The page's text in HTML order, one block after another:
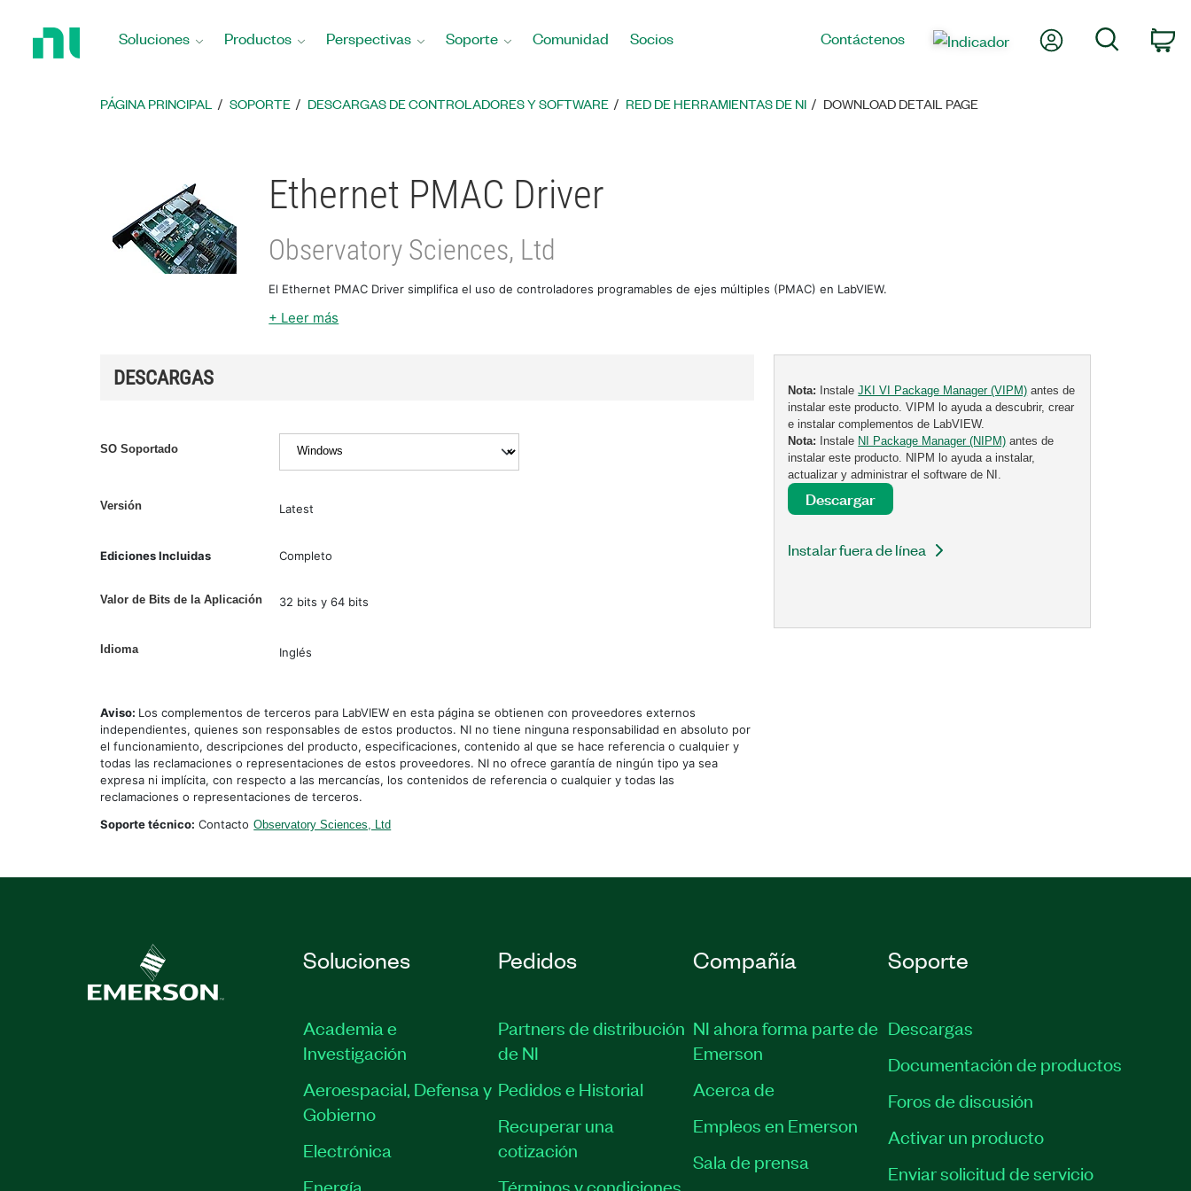
Soluciones Productos Perspectivas Soporte Comunidad Socios Contáctenos Mi cuenta Búsqueda
PÁGINA PRINCIPAL SOPORTE DESCARGAS DE CONTROLADORES Y SOFTWARE RED DE HERRAMIENTAS DE NI DOWNLOAD DETAIL PAGE
Ethernet PMAC Driver
Observatory Sciences, Ltd
El Ethernet PMAC Driver simplifica el uso de controladores programables de ejes múltiples (PMAC) en LabVIEW.
+ Leer más
DESCARGAS
SO Soportado
Versión Latest
Ediciones Incluidas Completo
Valor de Bits de la Aplicación 32 bits y 64 bits
Idioma Inglés
Aviso: Los complementos de terceros para LabVIEW en esta página se obtienen con proveedores externos
independientes, quienes son responsables de estos productos. NI no tiene ninguna responsabilidad en absoluto por
el funcionamiento, descripciones del producto, especificaciones, contenido al que se hace referencia o cualquier y
todas las reclamaciones o representaciones de estos proveedores. NI no ofrece garantía de ningún tipo ya sea
expresa ni implícita, con respecto a las mercancías, los contenidos de referencia o cualquier y todas las
reclamaciones o representaciones de terceros.
Soporte técnico: Contacto Observatory Sciences, Ltd
Nota: InstaleJKI VI Package Manager (VIPM) antes de
instalar este producto. VIPM lo ayuda a descubrir, crear
e instalar complementos de LabVIEW.
Nota: Instale NI Package Manager (NIPM) antes de
instalar este producto. NIPM lo ayuda a instalar,
actualizar y administrar el software de NI.
Descargar
Instalar fuera de línea
Soluciones
Academia e
Investigación
Aeroespacial, Defensa y
Gobierno
Electrónica
Energía
Pedidos
Partners de distribución
de NI
Pedidos e Historial
Recuperar una
cotización
Términos y condiciones
Compañía
NI ahora forma parte de
Emerson
Acerca de
Empleos en Emerson
Sala de prensa
Soporte
Descargas
Documentación de productos
Foros de discusión
Activar un producto
Enviar solicitud de servicio